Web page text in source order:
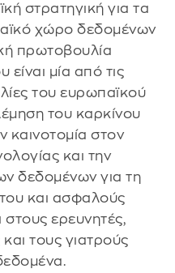
στρατηγική για τα
χώρο δεδομένων
πρωτοβουλία
είναι μία από τις
του ευρωπαϊκού
του καρκίνου
καινοτομία στον
και την
δεδομένων για τη
και ασφαλούς
στους ερευνητές,
τους γιατρούς